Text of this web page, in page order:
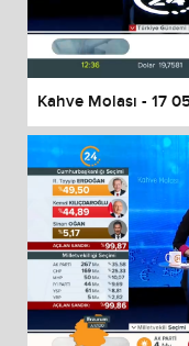
Kahve Molası - 17